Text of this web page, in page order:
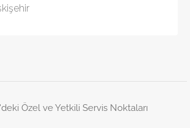
Özel ve Yetkili Servis Noktaları